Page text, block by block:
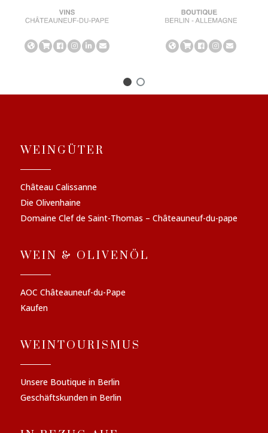
WEINGÜTER
Château Calissanne
Die Olivenhaine
Domaine Clef de Saint-Thomas – Châteauneuf-du-pape
WEIN & OLIVENÖL
AOC Châteauneuf-du-Pape
Kaufen
WEINTOURISMUS
Unsere Boutique in Berlin
Geschäftskunden in Berlin